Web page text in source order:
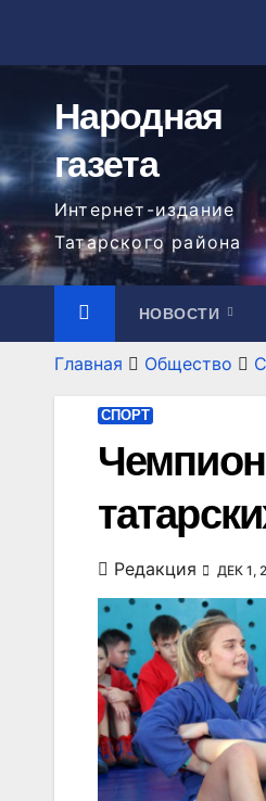
содержимому
Народная
газета
Интернет-издание
Татарского района
НОВОСТИ
Главная Общество
СПОРТ
Редакция ДЕК 1,